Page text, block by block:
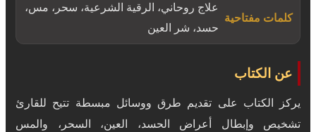
كلمات مفتاحية
علاج روحاني، الرقية الشرعية، سحر، مس،
حسد، شر العين
عن الكتاب
يركز الكتاب على تقديم طرق ووسائل مبسطة تتيح للقارئ
تشخيص وإبطال أعراض الحسد، العين، السحر، والمس